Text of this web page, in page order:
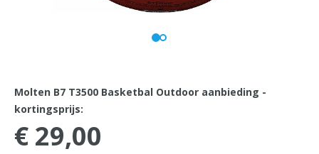
Molten B7 T3500 Basketbal Outdoor aanbieding -
kortingsprijs:
€ 29,00